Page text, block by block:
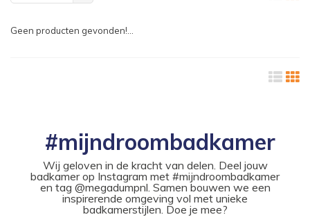
Geen producten gevonden!...
#mijndroombadkamer
Wij geloven in de kracht van delen. Deel jouw
badkamer op Instagram met #mijndroombadkamer
en tag @megadumpnl. Samen bouwen we een
inspirerende omgeving vol met unieke
badkamerstijlen. Doe je mee?